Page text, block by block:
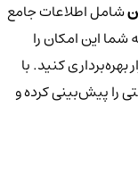
شامل اطلاعات جامع
این امکان را
کنید. با
را پیش‌بینی کرده و